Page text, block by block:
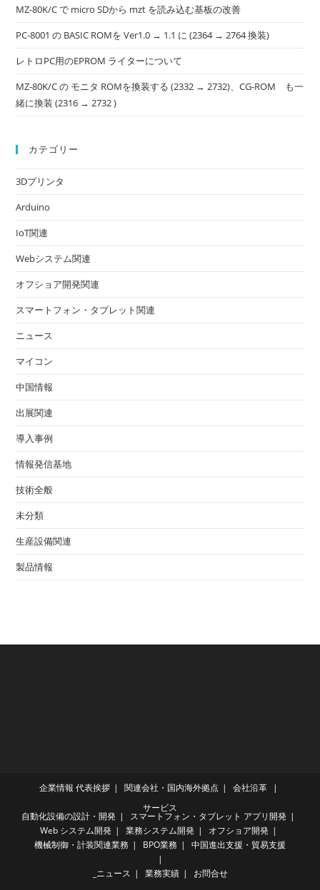
MZ-80K/C で micro SDから mzt を読み込む基板の改善
PC-8001 の BASIC ROMを Ver1.0 → 1.1 に (2364 → 2764 換装)
レトロPC用のEPROM ライターについて
MZ-80K/C の モニタ ROMを換装する (2332 → 2732)、CG-ROM も一
緒に換装 (2316 → 2732 )
カテゴリー
3Dプリンタ
Arduino
IoT関連
Webシステム関連
オフショア開発関連
スマートフォン・タブレット関連
ニュース
マイコン
中国情報
出展関連
導入事例
情報発信基地
技術全般
未分類
生産設備関連
製品情報
企業情報 代表挨拶 関連会社・国内海外拠点
会社沿革
サービス
自動化設備の設計・開発
スマートフォン・タブレット アプリ開発
Web システム開発
業務システム開発
オフショア開発
機械制御・計装関連業務
BPO業務 中国進出支援・貿易支援
_ニュース 業務実績 お問合せ